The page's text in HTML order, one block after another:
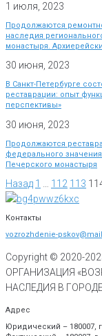
1 июля, 2023
Продолжаются
наследия
монастыря.
30 июня, 2023
В Санкт-Петербурге
реставрации: опыт
перспективы»
30 июня, 2023
Продолжаются
федерального
Печерского монастыря
Назад 1 112 113
Контакты
vozrozhdenie-
Copyright © 2020-
ОРГАНИЗАЦИЯ
НАСЛЕДИЯ В
Адрес
Юридический – 180007,